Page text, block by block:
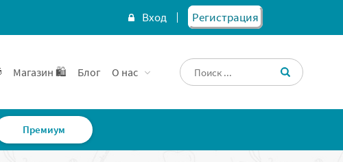
Вход Регистрация
Магазин 🛍️ Блог О нас
Премиум